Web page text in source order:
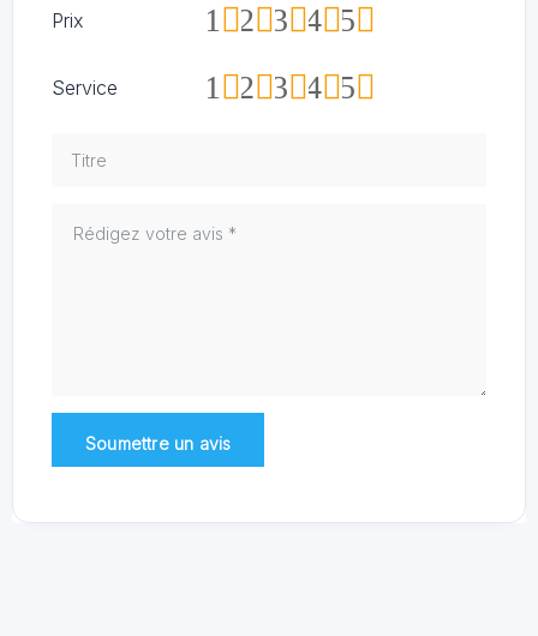
Prix 5
4
3
2
1
Service 5
4
3
2
1